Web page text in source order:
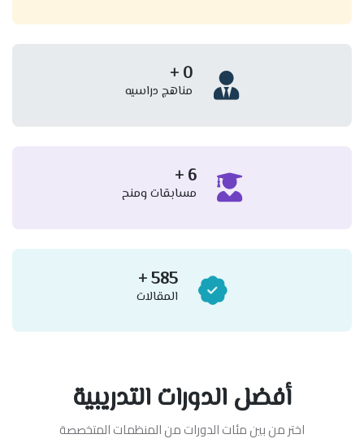
0
+
مناهج دراسيه
6
+
مسابقات ومنح
585
+
المقالات
أفضل الدورات التدريبية
اختر من بين مئات الدورات من المنظمات المتخصصة